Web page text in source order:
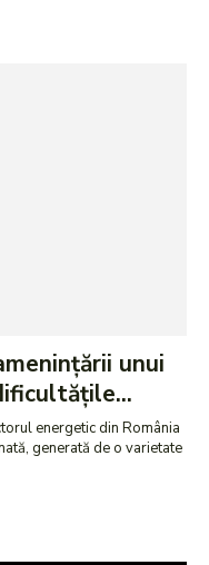
unui
energetic din România
generată de o varietate